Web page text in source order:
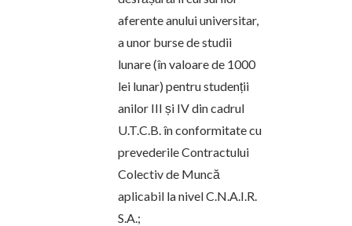
aferente anului universitar,
a unor burse de studii
lunare (în valoare de 1000
lei lunar) pentru studenții
anilor III și IV din cadrul
U.T.C.B. în conformitate cu
prevederile Contractului
Colectiv de Muncă
aplicabil la nivel C.N.A.I.R.
S.A.;